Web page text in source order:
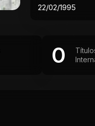
22/02/1995
0